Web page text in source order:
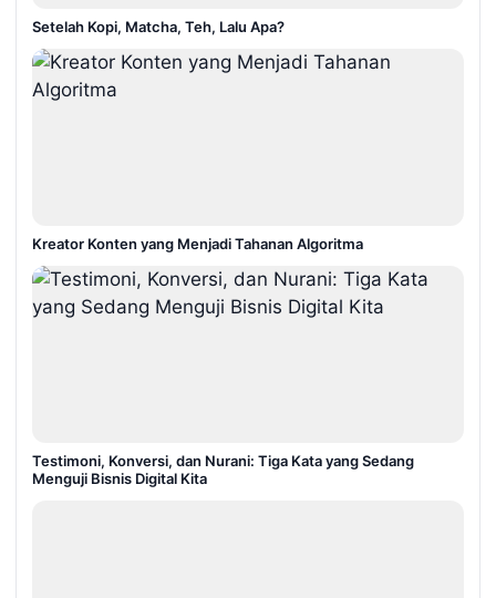
Setelah Kopi, Matcha, Teh, Lalu Apa?
Kreator Konten yang Menjadi Tahanan Algoritma
Testimoni, Konversi, dan Nurani: Tiga Kata yang Sedang
Menguji Bisnis Digital Kita